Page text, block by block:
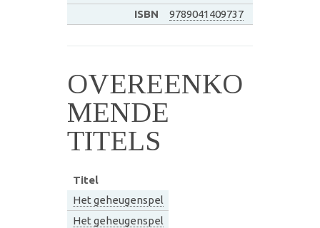
ISBN
9789041409737
OVEREENKO
MENDE
TITELS
Titel
Het geheugenspel
Het geheugenspel